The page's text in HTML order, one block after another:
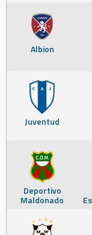
Albion
Juventud
Deportivo
Maldonado